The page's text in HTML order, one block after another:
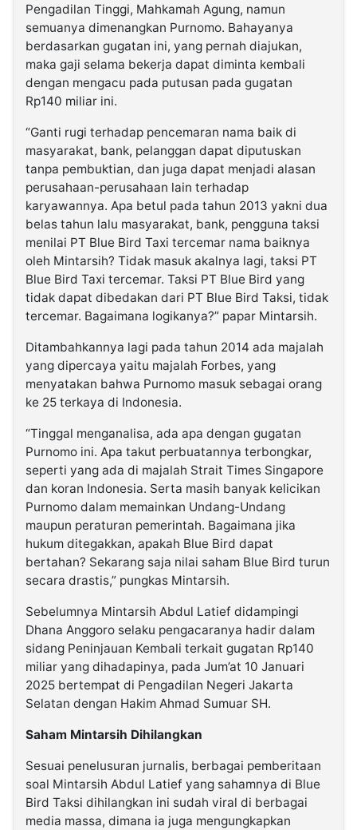
Pengadilan Tinggi, Mahkamah Agung, namun
semuanya dimenangkan Purnomo. Bahayanya
berdasarkan gugatan ini, yang pernah diajukan,
maka gaji selama bekerja dapat diminta kembali
dengan mengacu pada putusan pada gugatan
Rp140 miliar ini.
“Ganti rugi terhadap pencemaran nama baik di
masyarakat, bank, pelanggan dapat diputuskan
tanpa pembuktian, dan juga dapat menjadi alasan
perusahaan-perusahaan lain terhadap
karyawannya. Apa betul pada tahun 2013 yakni dua
belas tahun lalu masyarakat, bank, pengguna taksi
menilai PT Blue Bird Taxi tercemar nama baiknya
oleh Mintarsih? Tidak masuk akalnya lagi, taksi PT
Blue Bird Taxi tercemar. Taksi PT Blue Bird yang
tidak dapat dibedakan dari PT Blue Bird Taksi, tidak
tercemar. Bagaimana logikanya?” papar Mintarsih.
Ditambahkannya lagi pada tahun 2014 ada majalah
yang dipercaya yaitu majalah Forbes, yang
menyatakan bahwa Purnomo masuk sebagai orang
ke 25 terkaya di Indonesia.
“Tinggal menganalisa, ada apa dengan gugatan
Purnomo ini. Apa takut perbuatannya terbongkar,
seperti yang ada di majalah Strait Times Singapore
dan koran Indonesia. Serta masih banyak kelicikan
Purnomo dalam memainkan Undang-Undang
maupun peraturan pemerintah. Bagaimana jika
hukum ditegakkan, apakah Blue Bird dapat
bertahan? Sekarang saja nilai saham Blue Bird turun
secara drastis,” pungkas Mintarsih.
Sebelumnya Mintarsih Abdul Latief didampingi
Dhana Anggoro selaku pengacaranya hadir dalam
sidang Peninjauan Kembali terkait gugatan Rp140
miliar yang dihadapinya, pada Jum’at 10 Januari
2025 bertempat di Pengadilan Negeri Jakarta
Selatan dengan Hakim Ahmad Sumuar SH.
Saham Mintarsih Dihilangkan
Sesuai penelusuran jurnalis, berbagai pemberitaan
soal Mintarsih Abdul Latief yang sahamnya di Blue
Bird Taksi dihilangkan ini sudah viral di berbagai
media massa, dimana ia juga mengungkapkan